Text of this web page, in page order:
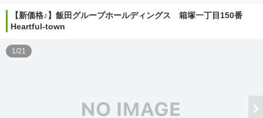
【新価格♪】飯田グループホールディングス 箱塚一丁目150番
Heartful-town
1/21